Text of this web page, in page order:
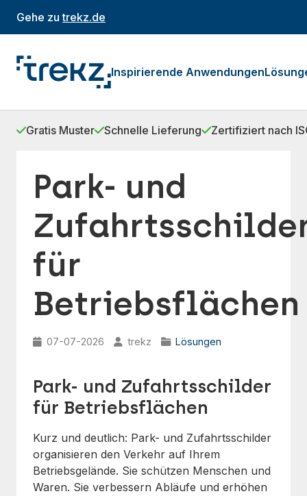
Gehe zutrekz.de
Inspirierende Anwendungen
Gratis Muster Schnelle Lieferung Zertifiziert nach
Park- und
für
Betriebsflächen
07-07-2026 trekz Lösungen
Park- und Zufahrtsschilder
für Betriebsflächen
Kurz und deutlich: Park- und Zufahrtsschilder
organisieren den Verkehr auf Ihrem
Betriebsgelände. Sie schützen Menschen und
Waren. Sie verbessern Abläufe und erhöhen